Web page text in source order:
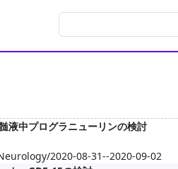
液中プログラニューリンの検討
2020-08-31--2020-09-02